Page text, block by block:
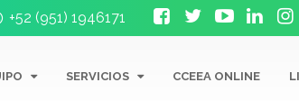
+52 (951) 1946171
SERVICIOS CCEEA ONLINE